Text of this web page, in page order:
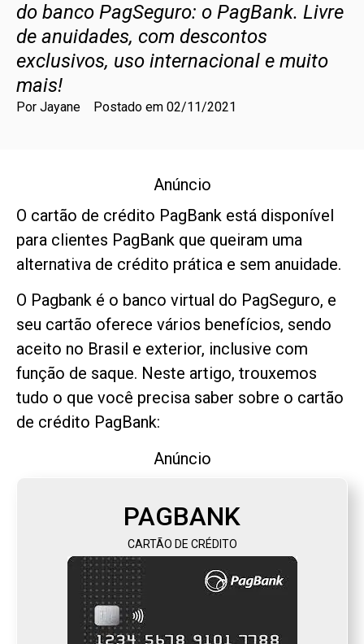
do banco PagSeguro: o PagBank. Livre
de anuidades, com descontos
exclusivos, uso internacional e muito
mais!
Por Jayane Postado em 02/11/2021
Anúncio
O cartão de crédito PagBank está disponível
para clientes PagBank que queiram uma
alternativa de crédito prática e sem anuidade.
O Pagbank é o banco virtual do PagSeguro, e
seu cartão oferece vários benefícios, sendo
aceito no Brasil e exterior, inclusive com
função de saque. Neste artigo, trouxemos
tudo o que você precisa saber sobre o cartão
de crédito PagBank:
Anúncio
PAGBANK
CARTÃO DE CRÉDITO